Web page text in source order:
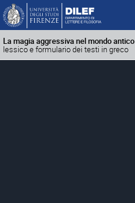
La magia aggressiva nel mondo antico
lessico e formulario dei testi in greco